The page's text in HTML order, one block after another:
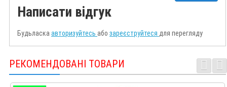
Написати відгук
Будьласка авторизуйтесь або зареєструйтеся для перегляду
РЕКОМЕНДОВАНІ ТОВАРИ